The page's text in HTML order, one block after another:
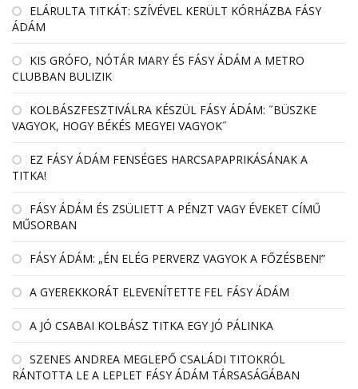
EL­ÁRULTA TIT­KÁT: SZÍ­VÉ­VEL KE­RÜLT KÓR­HÁZBA FÁSY
ÁDÁM
KIS GRÓFO, NÓTÁR MARY ÉS FÁSY ÁDÁM A METRO
CLUBBAN BULIZIK
KOLBÁSZFESZTIVÁLRA KÉSZÜL FÁSY ÁDÁM: ˝BÜSZKE
VAGYOK, HOGY BÉKÉS MEGYEI VAGYOK˝
EZ FÁSY ÁDÁM FENSÉGES HARCSAPAPRIKÁSÁNAK A
TITKA!
FÁSY ÁDÁM ÉS ZSÜLIETT A PÉNZT VAGY ÉVEKET CÍMŰ
MŰSORBAN
FÁSY ÁDÁM: „ÉN ELÉG PERVERZ VAGYOK A FŐZÉSBEN!”
A GYEREKKORÁT ELEVENÍTETTE FEL FÁSY ÁDÁM
A JÓ CSABAI KOLBÁSZ TITKA EGY JÓ PÁLINKA
SZENES ANDREA MEGLEPŐ CSALÁDI TITOKRÓL
RÁNTOTTA LE A LEPLET FÁSY ÁDÁM TÁRSASÁGÁBAN